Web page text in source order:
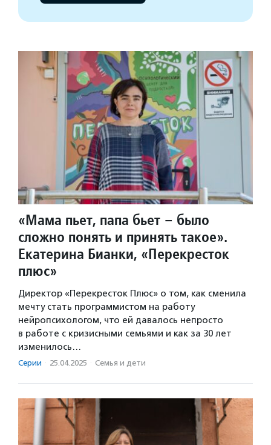
«Мама пьет, папа бьет – было
сложно понять и принять такое».
Екатерина Бианки, «Перекресток
плюс»
Директор «Перекресток Плюс» о том, как сменила
мечту стать программистом на работу
нейропсихологом, что ей давалось непросто
в работе с кризисными семьями и как за 30 лет
изменилось…
Серии · 25.04.2025 · Семья и дети